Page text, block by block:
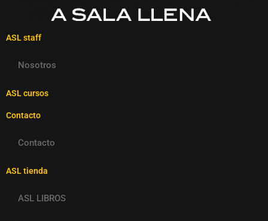
ASL staff
Nosotros
ASL cursos
Contacto
Contacto
ASL tienda
ASL LIBROS